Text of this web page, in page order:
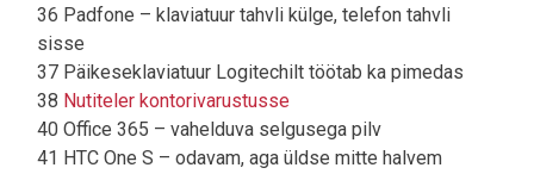
36 Padfone – klaviatuur tahvli külge, telefon tahvli
sisse
37 Päikeseklaviatuur Logitechilt töötab ka pimedas
38 Nutiteler kontorivarustusse
40 Office 365 – vahelduva selgusega pilv
41 HTC One S – odavam, aga üldse mitte halvem